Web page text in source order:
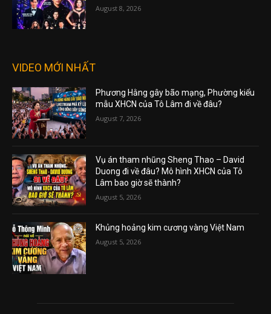
August 8, 2026
VIDEO MỚI NHẤT
Phương Hằng gây bão mạng, Phường kiểu
mẫu XHCN của Tô Lâm đi về đâu?
August 7, 2026
Vụ án tham nhũng Sheng Thao – David
Duong đi về đâu? Mô hình XHCN của Tô
Lâm bao giờ sẽ thành?
August 5, 2026
Khủng hoảng kim cương vàng Việt Nam
August 5, 2026